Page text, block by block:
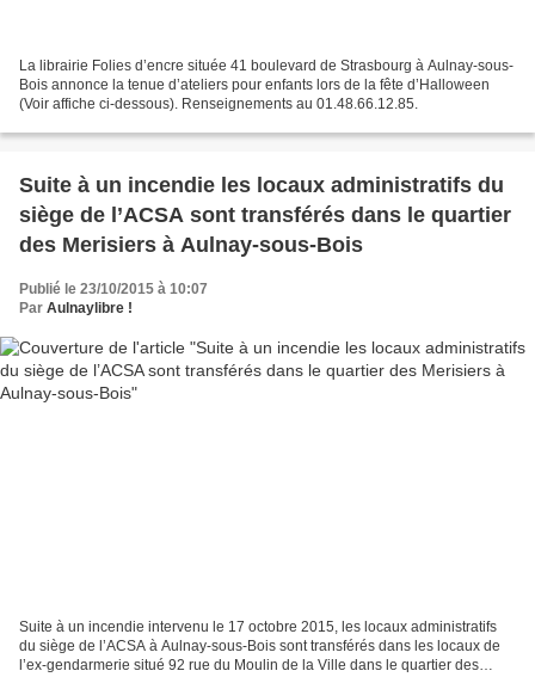
La librairie Folies d’encre située 41 boulevard de Strasbourg à Aulnay-sous-
Bois annonce la tenue d’ateliers pour enfants lors de la fête d’Halloween
(Voir affiche ci-dessous). Renseignements au 01.48.66.12.85.
Suite à un incendie les locaux administratifs du
siège de l’ACSA sont transférés dans le quartier
des Merisiers à Aulnay-sous-Bois
Publié le 23/10/2015 à 10:07
Par Aulnaylibre !
Suite à un incendie intervenu le 17 octobre 2015, les locaux administratifs
du siège de l’ACSA à Aulnay-sous-Bois sont transférés dans les locaux de
l’ex-gendarmerie situé 92 rue du Moulin de la Ville dans le quartier des